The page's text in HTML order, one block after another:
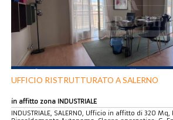
UFFICIO RISTRUTTURATO A SALERNO
in affitto zona INDUSTRIALE
INDUSTRIALE, SALERNO, Ufficio in affitto di 320